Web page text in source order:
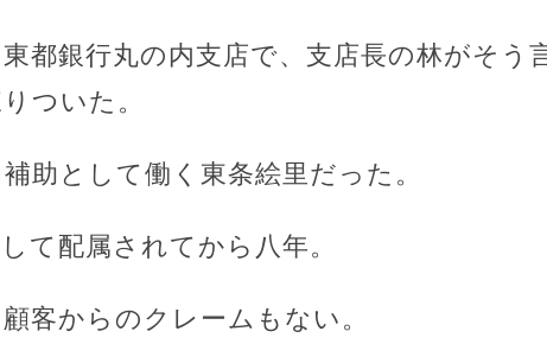
都銀行丸の内支店で、支店長の林がそう
ついた。
助として働く東条絵里だった。
て配属されてから八年。
客からのクレームもない。